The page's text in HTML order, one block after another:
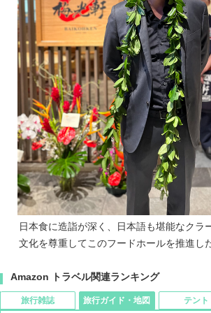
日本食に造詣が深く、日本語も堪能なクラ
文化を尊重してこのフードホールを推進し
Amazon トラベル関連ランキング
旅行雑誌 旅行ガイド・地図 テント